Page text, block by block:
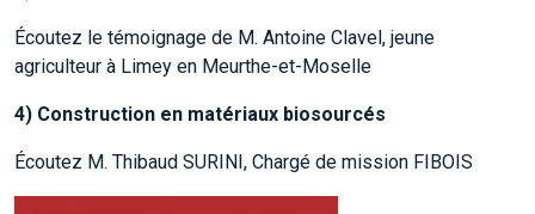
Écoutez le témoignage de M. Antoine Clavel, jeune
agriculteur à Limey en Meurthe-et-Moselle
4) Construction en matériaux biosourcés
Écoutez M. Thibaud SURINI, Chargé de mission FIBOIS